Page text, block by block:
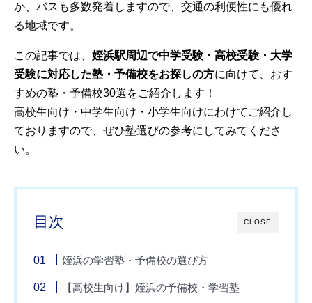
か、バスも多数発着しますので、交通の利便性にも優れ
る地域です。
この記事では、 姪浜駅周辺で中学受験・高校受験・大学
受験に対応した塾・予備校をお探しの方に向けて、おす
すめの塾・予備校30選をご紹介します！
高校生向け・中学生向け・小学生向けにわけてご紹介し
ておりますので、ぜひ塾選びの参考にしてみてくださ
い。
CLOSE
目次
姪浜の学習塾・予備校の選び方
【高校生向け】姪浜の予備校・学習塾